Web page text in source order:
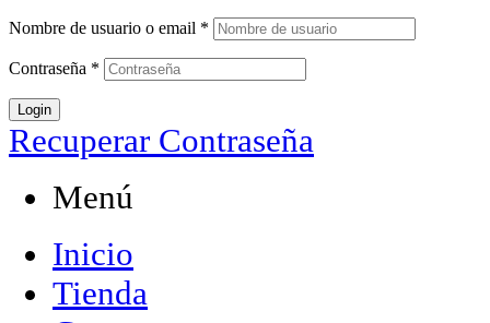
Nombre de usuario o email *
Contraseña *
Login
Recuperar Contraseña
Menú
Inicio
Tienda